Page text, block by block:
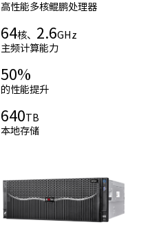
高性能多核鲲鹏处理器
64核、 2.6GHz
主频计算能力
50%
的性能提升
640TB
本地存储